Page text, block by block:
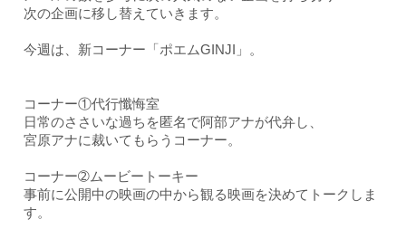
次の企画に移し替えていきます。
今週は、新コーナー「ポエムGINJI」。
コーナー①代行懺悔室
日常のささいな過ちを匿名で阿部アナが代弁し、
宮原アナに裁いてもらうコーナー。
コーナー➁ムービートーキー
事前に公開中の映画の中から観る映画を決めてトークしま
す。